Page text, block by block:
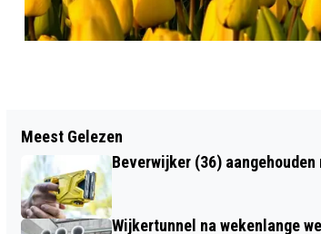
LEZING PHILIP DRÖGE OVER ZIJN
NIEUWE BOEK DE TAWL BIJ
BOEKHANDEL LAAN
Meest Gelezen
Beverwijker (36)
Wijkertunnel na wekenlange